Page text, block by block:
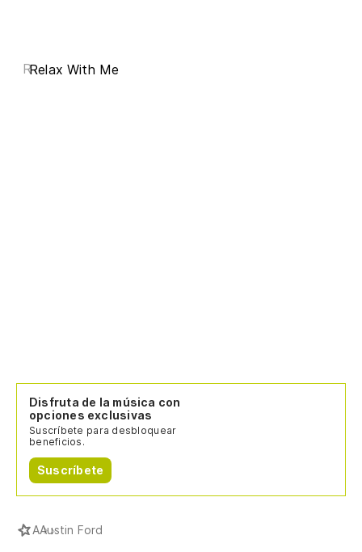
RRelax With Me
Disfruta de la música con
opciones exclusivas
Suscríbete para desbloquear
beneficios.
Suscríbete
AAustin Ford